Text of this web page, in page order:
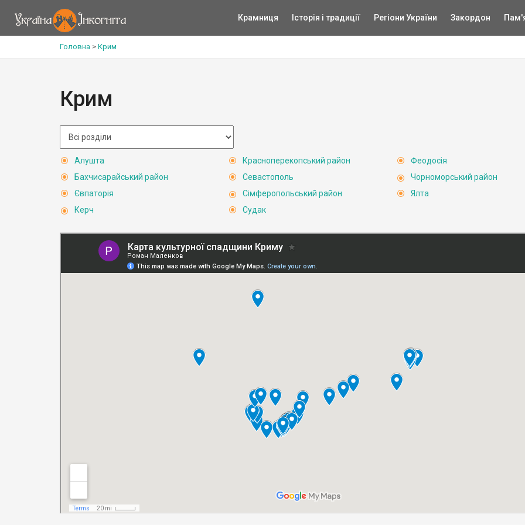
Крамниця Історія і традиції Регіони України Закордон
Головна > Крим
Крим
Алушта
Бахчисарайський район
Євпаторія
Керч
Красноперекопський район
Севастополь
Сімферопольський район
Судак
Феодосія
Чорноморський район
Ялта